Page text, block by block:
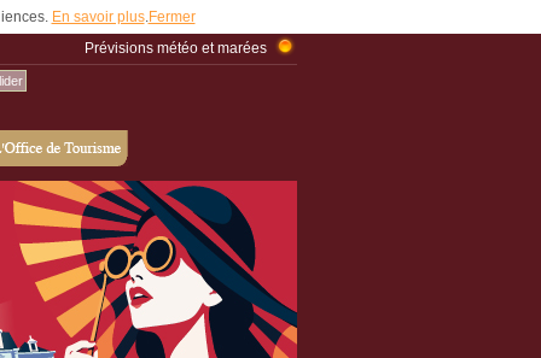
En savoir plus. Fermer
Prévisions météo et marées